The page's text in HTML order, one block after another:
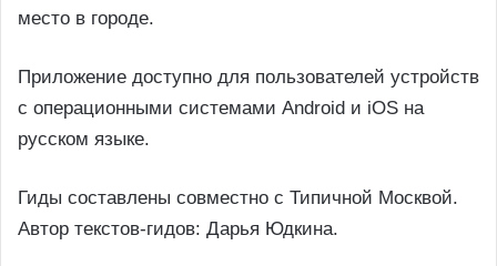
место в городе.
Приложение доступно для пользователей устройств
с операционными системами Android и iOS на
русском языке.
Гиды составлены совместно с Типичной Москвой.
Автор текстов-гидов: Дарья Юдкина.